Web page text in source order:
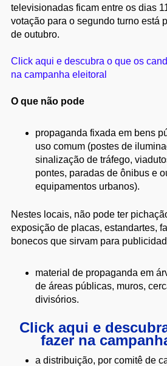
televisionadas ficam entre os dias
votação para o segundo turno está
de outubro.
Click aqui e descubra o que os
na campanha eleitoral
O que não pode
propaganda fixada em bens
uso comum (postes de
sinalização de tráfego,
pontes, paradas de ônibus e
equipamentos urbanos).
Nestes locais, não pode ter
exposição de placas, estandartes,
bonecos que sirvam para
material de propaganda em
de áreas públicas, muros,
divisórios.
Click aqui e
fazer na
a distribuição, por comitê de